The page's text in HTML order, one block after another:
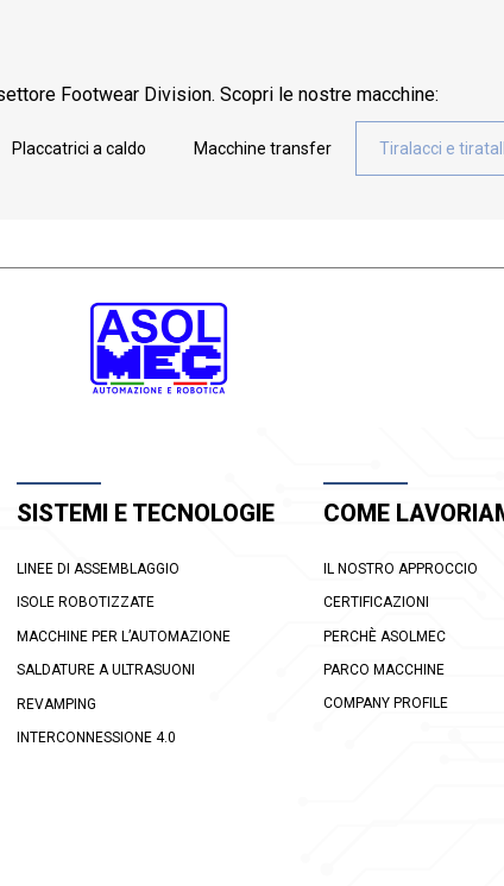
Footwear Division. Scopri le nostre macchine:
Placcatrici a caldo Macchine transfer Tiralacci e
SISTEMI E TECNOLOGIE
LINEE DI ASSEMBLAGGIO
ISOLE ROBOTIZZATE
MACCHINE PER L’AUTOMAZIONE
SALDATURE A ULTRASUONI
REVAMPING
INTERCONNESSIONE 4.0
COME
IL NOSTRO APPROCCIO
CERTIFICAZIONI
PERCHÈ ASOLMEC
PARCO MACCHINE
COMPANY PROFILE